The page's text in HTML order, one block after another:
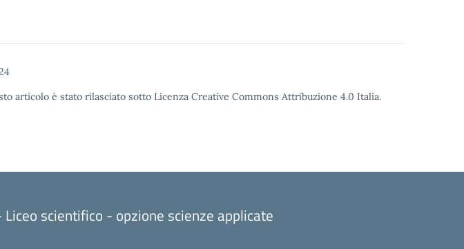
articolo è stato rilasciato sotto Licenza Creative Commons Attribuzione 4.0 Italia.
scientifico - opzione scienze applicate